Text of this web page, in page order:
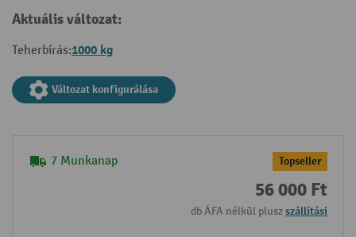
Aktuális változat:
Teherbírás:1000 kg
Változat konfigurálása
7 Munkanap Topseller
56 000 Ft
db ÁFA nélkül pluszszállítási